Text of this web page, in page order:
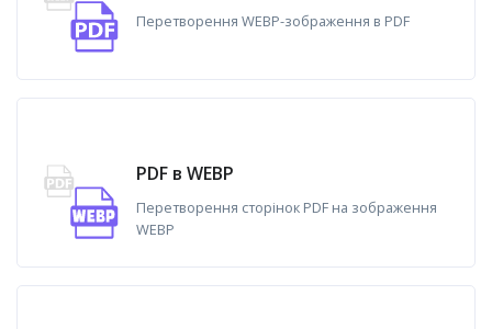
Перетворення WEBP-зображення в PDF
PDF в WEBP
Перетворення сторінок PDF на зображення
WEBP